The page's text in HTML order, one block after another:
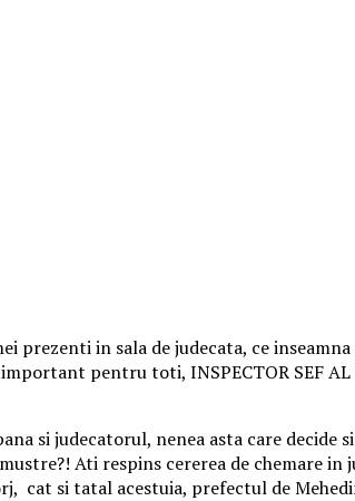
prezenti in sala de judecata, ce
pentru toti, INSPECTOR SEF AL
judecatorul, nenea asta care decide
Ati respins cererea de chemare
cat si tatal acestuia, prefectul de